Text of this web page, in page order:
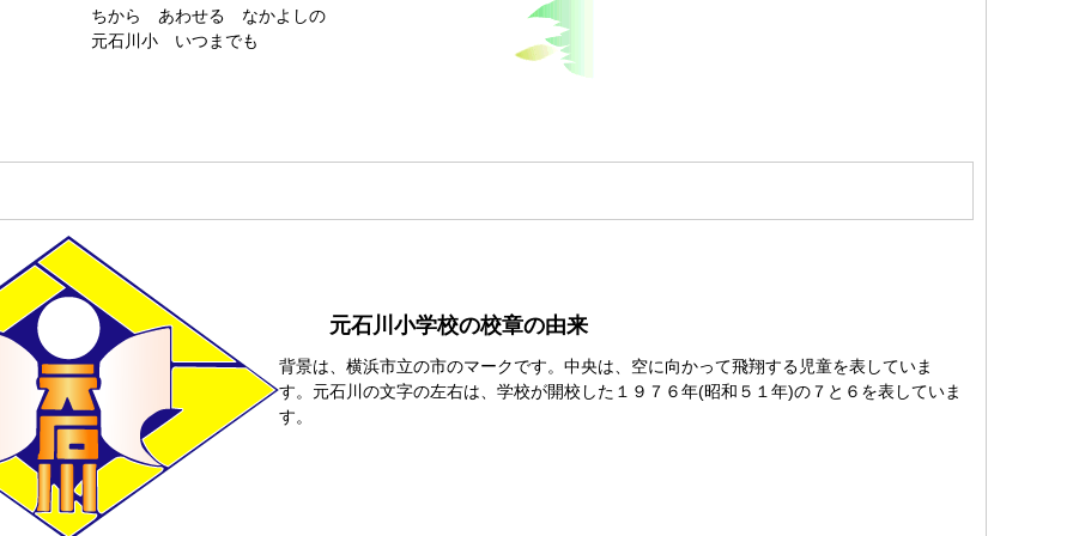
ちから あわせる なかよしの
元石川小 いつまでも
元石川小学校の校章の由来
背景は、横浜市立の市のマークです。中央は、空に向かって飛翔する児童を表していま
す。元石川の文字の左右は、学校が開校した１９７６年(昭和５１年)の７と６を表していま
す。